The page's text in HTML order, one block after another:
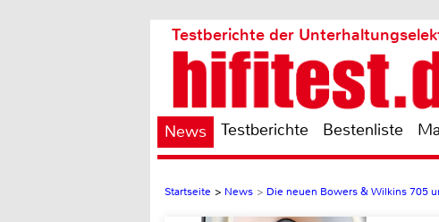
Testberichte der
News Testberichte Bestenliste
Startseite > News > Die neuen Bowers & Wilkins 705